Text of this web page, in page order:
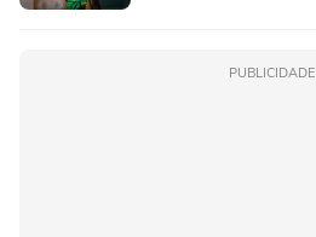
PUBLICIDADE